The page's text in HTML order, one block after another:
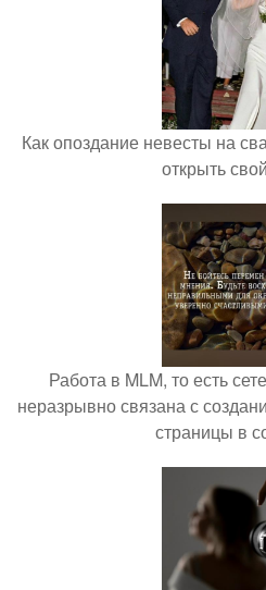
Как опоздание невесты на
открыть
Работа в MLM, то есть
неразрывно связана с
страницы в